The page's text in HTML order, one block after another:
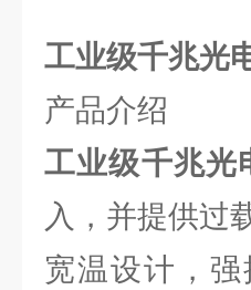
工业级千兆光
产品介绍
工业级千兆光
入，并提供过
宽温设计，